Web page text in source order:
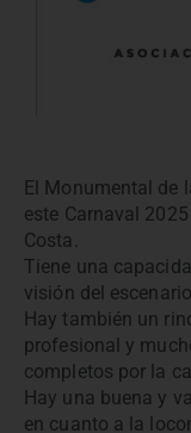
El Monumental de
este Carnaval
Costa.
Tiene una
visión del
Hay también un
profesional y
completos por la
Hay una buena y
en cuanto a la